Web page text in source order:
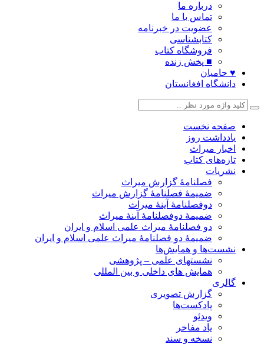
درباره ما
تماس با ما
عضویت در خبرنامه
کتابشناسی
فروشگاه کتاب
■ پخش زنده
♥ حامیان
دانشگاه افغانستان
صفحه نخست
یادداشت روز
اخبار میراث
تازه‌های کتاب
نشریات
فصلنامۀ گزارش میراث
ضمیمۀ فصلنامۀ گزارش میراث
دوفصلنامۀ آینۀ میراث
ضمیمۀ دوفصلنامۀ آینۀ میراث
دو فصلنامۀ میراث علمی اسلام و ایران
ضمیمۀ دو فصلنامۀ میراث علمی اسلام و ایران
نشست‌ها و همایش‌ها
نشستهای علمی – پژوهشی
همایش های داخلی و بین المللی
گالری
گزارش تصویری
پادکست‌ها
ویدئو
یاد مفاخر
نسخه و سند